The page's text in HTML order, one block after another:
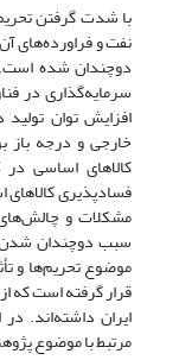
با شدت گرفتن
نفت و فراورده‌های
دوچندان شده‌ است.
سرمایه‌گذاری در
افزایش توان
خارجی و درجه باز
کالاهای اساسی
فسادپذیری کالاهای
مشکلات و
موضوع تحریم‌ها و
قرار گرفته است که
ایران داشته‌اند.
مرتبط با موضوع